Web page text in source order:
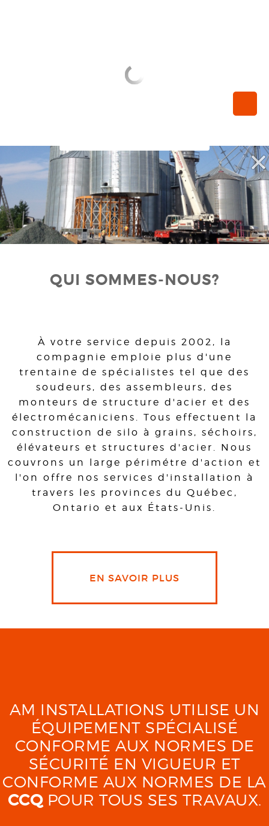
QUI SOMMES-NOUS?
À votre service depuis 2002, la
compagnie emploie plus d'une
trentaine de spécialistes tel que des
soudeurs, des assembleurs, des
monteurs de structure d'acier et des
électromécaniciens. Tous effectuent la
construction de silo à grains, séchoirs,
élévateurs et structures d'acier. Nous
couvrons un large périmétre d'action et
l'on offre nos services d'installation à
travers les provinces du Québec,
Ontario et aux États-Unis.
EN SAVOIR PLUS
AM INSTALLATIONS UTILISE UN
ÉQUIPEMENT SPÉCIALISÉ
CONFORME AUX NORMES DE
SÉCURITÉ EN VIGUEUR ET
CONFORME AUX NORMES DE LA
CCQPOUR TOUS SES TRAVAUX.